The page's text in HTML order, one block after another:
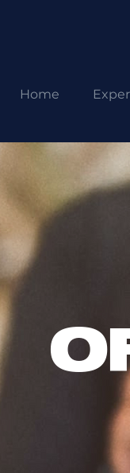
Home